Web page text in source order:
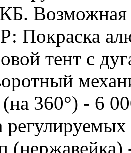
Возможная
Покраска
тент с
360°) - 6